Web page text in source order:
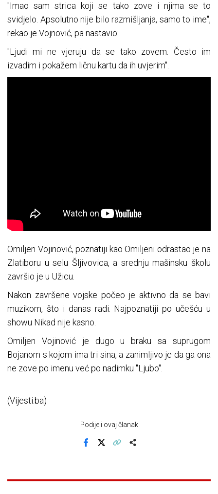
"Imao sam strica koji se tako zove i njima se to
svidjelo. Apsolutno nije bilo razmišljanja, samo to ime",
rekao je Vojnović, pa nastavio:
"Ljudi mi ne vjeruju da se tako zovem. Često im
izvadim i pokažem ličnu kartu da ih uvjerim".
Omiljen Vojinović, poznatiji kao Omiljeni odrastao je na
Zlatiboru u selu Šljivovica, a srednju mašinsku školu
završio je u Užicu.
Nakon završene vojske počeo je aktivno da se bavi
muzikom, što i danas radi. Najpoznatiji po učešću u
showu Nikad nije kasno.
Omiljen Vojinović je dugo u braku sa suprugom
Bojanom s kojom ima tri sina, a zanimljivo je da ga ona
ne zove po imenu već po nadimku "Ljubo".
(Vijesti.ba)
Podijeli ovaj članak